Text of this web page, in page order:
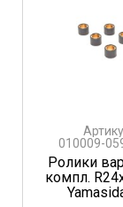
010009-
Ролики
компл.